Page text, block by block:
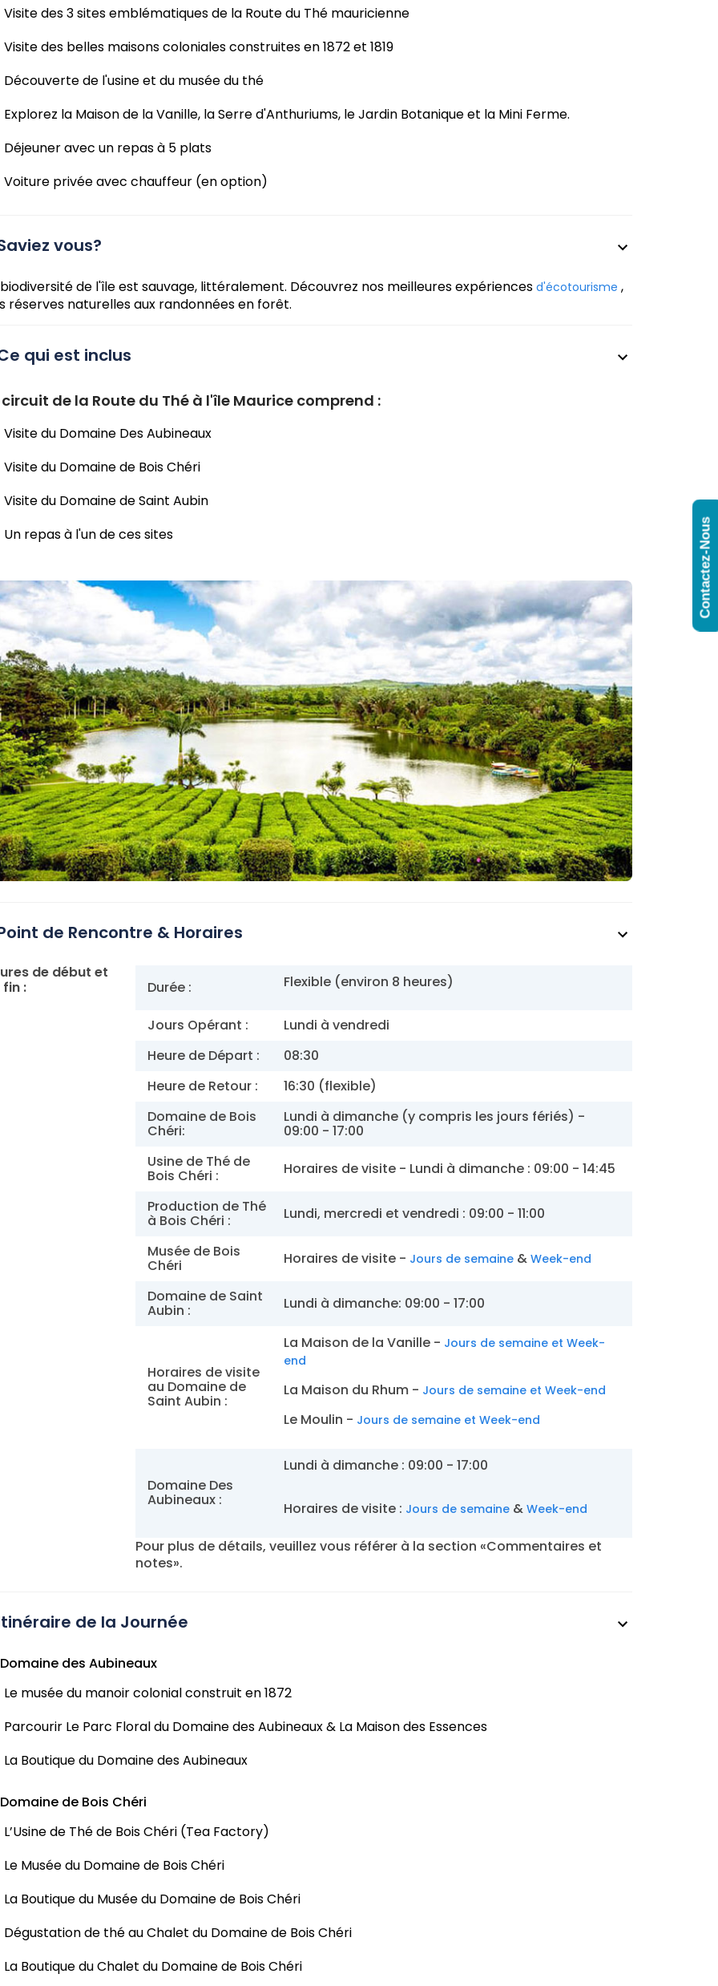
Visite des 3 sites emblématiques de la Route du Thé mauricienne
Visite des belles maisons coloniales construites en 1872 et 1819
Découverte de l'usine et du musée du thé
Explorez la Maison de la Vanille, la Serre d'Anthuriums, le Jardin Botanique et la Mini Ferme.
Déjeuner avec un repas à 5 plats
Voiture privée avec chauffeur (en option)
vous?
biodiversité de l'île est sauvage, littéralement. Découvrez nos meilleures expériences d'écotourisme ,
réserves naturelles aux randonnées en forêt.
qui est inclus
circuit de la Route du Thé à l'île Maurice comprend :
Visite du Domaine Des Aubineaux
Visite du Domaine de Bois Chéri
Visite du Domaine de Saint Aubin
Un repas à l'un de ces sites
de Rencontre & Horaires
de début et
fin :
Durée : Flexible (environ 8 heures)
Jours Opérant :
Lundi à vendredi
Heure de Départ :
08:30
Heure de Retour :
16:30 (flexible)
Domaine de Bois
Chéri:
Lundi à dimanche (y compris les jours fériés) -
09:00 - 17:00
Usine de Thé de
Bois Chéri : Horaires de visite - Lundi à dimanche : 09:00 - 14:45
Production de Thé
à Bois Chéri : Lundi, mercredi et vendredi : 09:00 - 11:00
Musée de Bois
Chéri Horaires de visite - Jours de semaine & Week-end
Domaine de Saint
Aubin : Lundi à dimanche: 09:00 - 17:00
Horaires de visite
au Domaine de
Saint Aubin :
La Maison de la Vanille - Jours de semaine et Week-
end
La Maison du Rhum - Jours de semaine et Week-end
Le Moulin - Jours de semaine et Week-end
Domaine Des
Aubineaux :
Lundi à dimanche : 09:00 - 17:00
Horaires de visite : Jours de semaine & Week-end
Pour plus de détails, veuillez vous référer à la section «Commentaires et
notes».
de la Journée
Domaine des Aubineaux
Le musée du manoir colonial construit en 1872
Parcourir Le Parc Floral du Domaine des Aubineaux & La Maison des Essences
La Boutique du Domaine des Aubineaux
de Bois Chéri
L’Usine de Thé de Bois Chéri (Tea Factory)
Le Musée du Domaine de Bois Chéri
La Boutique du Musée du Domaine de Bois Chéri
Dégustation de thé au Chalet du Domaine de Bois Chéri
La Boutique du Chalet du Domaine de Bois Chéri
Contactez-Nous